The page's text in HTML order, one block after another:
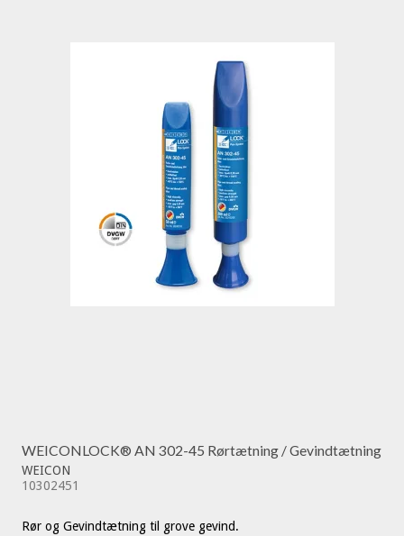
WEICONLOCK® AN 302-45 Rørtætning / Gevindtætning
WEICON
10302451
Rør og Gevindtætning til grove gevind.